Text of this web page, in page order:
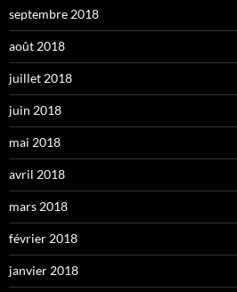
septembre 2018
août 2018
juillet 2018
juin 2018
mai 2018
avril 2018
mars 2018
février 2018
janvier 2018